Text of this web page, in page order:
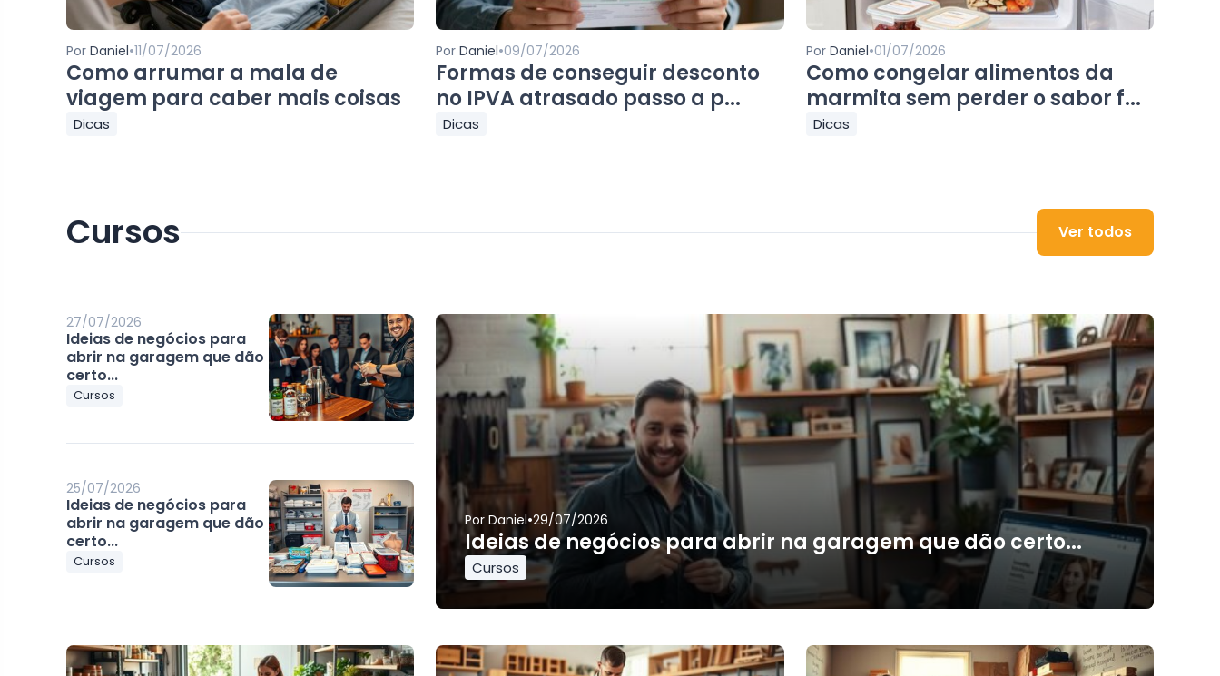
Por Daniel•11/07/2026
Como arrumar a mala de
viagem para caber mais coisas
Dicas
PorDaniel•09/07/2026
Formas de conseguir desconto
no IPVA atrasado passo a p...
Dicas
Por Daniel•01/07/2026
Como congelar alimentos da
marmita sem perder o sabor f...
Dicas
Cursos Ver todos
PorDaniel•29/07/2026
Ideias de negócios para abrir na garagem que dão certo...
Cursos
27/07/2026
Ideias de negócios para
abrir na garagem que dão
certo...
Cursos
25/07/2026
Ideias de negócios para
abrir na garagem que dão
certo...
Cursos